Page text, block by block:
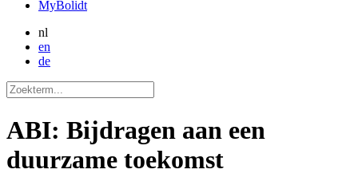
MyBolidt
nl
en
de
ABI: Bijdragen aan een
duurzame toekomst